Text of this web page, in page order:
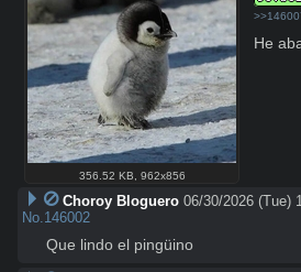
356.52 KB, 962x856
He
Choroy Bloguero 06/30/2026 (Tue)
No.146002
Que lindo el pingüino